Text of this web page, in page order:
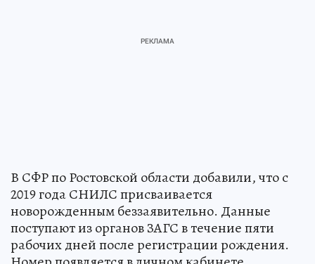
В СФР по Ростовской области добавили, что с
2019 года СНИЛС присваивается
новорожденным беззаявительно. Данные
поступают из органов ЗАГС в течение пяти
рабочих дней после регистрации рождения.